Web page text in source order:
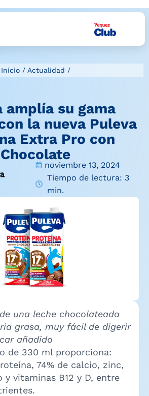
Inicio/ Actualidad /
amplía su gama
la nueva Puleva
Extra Pro con
Chocolate
noviembre 13, 2024
Tiempo de lectura: 3
min.
una leche chocolateada
grasa, muy fácil de digerir
añadido
de 330 ml proporciona:
74% de calcio, zinc,
y vitaminas B12 y D, entre